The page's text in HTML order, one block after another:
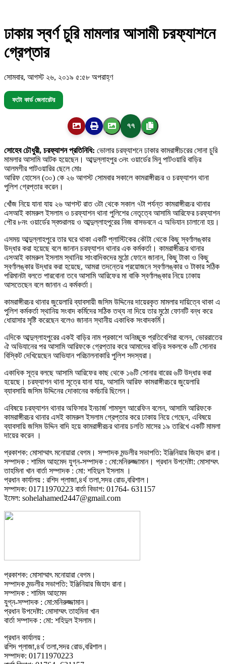
ঢাকায় স্বর্ণ চুরি মামলার আসামী চরফ্যাশনে
গ্রেপ্তার
সোমবার, আগস্ট ২৬, ২০১৯ ৫:৫৮ অপরাহ্ণ
ফটো কার্ড জেনারেটর
৭৭
সোহেব চৌধুরী, চরফ্যাশন প্রতিনিধি: ভোলার চরফ্যাশনে ঢাকার কামরাঙ্গীচরের সোনা চুরি
মামলার আসামি আটক হয়েছেন। আব্দুল্লাহপুর ৩নং ওয়ার্ডের মিনু পাটওয়ারি বাড়ির
আলমগীর পাটওয়ারির ছেলে মোঃ
আরিফ হোসেন (৩০) কে ২৬ আগস্ট সোমবার সকালে কামরাঙ্গীরচর ও চরফ্যাশন থানা
পুলিশ গ্রেপ্তার করেন।
খোঁজ নিয়ে যানা যায় ২৬ আগস্ট রাত ৩টা থেকে সকাল ৭টা পর্যন্ত কামরাঙ্গীরচর থানার
এসআই কামরুল ইসলাম ও চরফ্যাশন থানা পুলিশের নেতৃত্বে আসামি আরিফের চরফ্যাশন
পৌর ৮নং ওয়ার্ডের স্বশুরালয় ও আব্দুল্লাহপুরের নিজ বাসভবনে এ অভিযান চালানো হয়।
এসময় আব্দুল্লাহপুরে তার ঘরে থাকা একটি প্লাস্টিকের কৌটা থেকে কিছু স্বর্ণালঙ্কার
উদ্ধার করা হয়েছে বলে জানান চরফ্যাশন থানার এক কর্মকর্তা। কামরাঙ্গীরচর থানার
এসআই কামরুল ইসলাম স্থানিয় সাংবাদিকদের মুঠো ফোনে জানান, কিছু টাকা ও কিছু
স্বর্ণালঙ্কার উদ্ধার করা হয়েছে, আমরা তদন্তের প্রয়োজনে স্বর্ণালঙ্কার ও টাকার সঠিক
পরিমানটা বলতে পারবোনা তবে আসামি আরিফের মা বাকি স্বর্ণালঙ্কার নিয়ে ঢাকায়
আসতেছেন বলে জানান এ কর্মকর্তা।
কামরাঙ্গীরচর থানার জুয়েলারি ব্যাবসায়ী জসিম উদ্দিনের দায়েরকৃত মামলার দায়িত্বে থাকা এ
পুলিশ কর্মকর্তা স্থানিয় সংবাদ কর্মিদের সঠিক তথ্য না দিয়ে তার মুঠো ফোনটি বন্ধ করে
ধোয়াসার সৃষ্টি করেছেন বলেও জানান স্থানীয় একাধিক সংবাদকর্মি।
এদিকে আব্দুল্লাহপুরের একই বাড়ির নাম প্রকাশে অনিচ্ছুক প্রতিবেশিরা বলেন, ভোররাতের
ঐ অভিযানের পর আসামি আরিফকে গ্রেপ্তার করে আমাদের বাড়ির সকলকে ৬টি সোনার
বিস্কিট দেখিয়েছেন আভিযান পরিচালনাকারি পুলিশ সদস্যরা।
একাধিক সূত্র বলছে আসামি আরিফের কাছ থেকে ১৬টি সোনার বারের ৬টি উদ্ধার করা
হয়েছে। চরফ্যাশন থানা সূত্রে যানা যায়, আসামি আরিফ কামরাঙ্গীরচরে জুয়েলারি
ব্যাবসায়ি জসিম উদ্দিনের দোকানের কর্মচারি ছিলেন।
এবিষয়ে চরফ্যাশন থানার অফিসার ইনচার্জ শামসুল আরেফিন বলেন, আসামি আরিফকে
কামরাঙ্গীরচর থানার এসই কামরুল ইসলাম গ্রেপ্তার করে ঢাকায় নিয়ে গেছেন, এবিষয়ে
ব্যাবসায়ি জসিম উদ্দিন বাদি হয়ে কামরাঙ্গীরচর থানায় চলতি মাসের ১৯ তারিখে একটি মামলা
দায়ের করেন ।
প্রকাশক: মোসাম্মাৎ মনোয়ারা বেগম। সম্পাদক মন্ডলীর সভাপতি: ইঞ্জিনিয়ার জিহাদ রানা।
সম্পাদক : শামিম আহমেদ যুগ্ন-সম্পাদক : মো:মনিরুজ্জামান। প্রধান উপদেষ্টা: মোসাম্মৎ
তাহমিনা খান বার্তা সম্পাদক : মো: শহিদুল ইসলাম ।
প্রধান কার্যালয় : রশিদ প্লাজা,৪র্থ তলা,সদর রোড,বরিশাল।
সম্পাদক: 01711970223 বার্তা বিভাগ: 01764- 631157
ইমেল: sohelahamed2447@gmail.com
প্রকাশক: মোসাম্মাৎ মনোয়ারা বেগম।
সম্পাদক মন্ডলীর সভাপতি: ইঞ্জিনিয়ার জিহাদ রানা।
সম্পাদক : শামিম আহমেদ
যুগ্ন-সম্পাদক : মো:মনিরুজ্জামান।
প্রধান উপদেষ্টা: মোসাম্মৎ তাহমিনা খান
বার্তা সম্পাদক : মো: শহিদুল ইসলাম।
প্রধান কার্যালয় :
রশিদ প্লাজা,৪র্থ তলা,সদর রোড,বরিশাল।
সম্পাদক: 01711970223